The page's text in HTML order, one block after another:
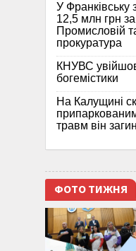
У Франківську
12,5 млн грн
Промисловій
прокуратура
КНУВС
богемістики
На Калущині
травм він
ФОТО ТИЖНЯ